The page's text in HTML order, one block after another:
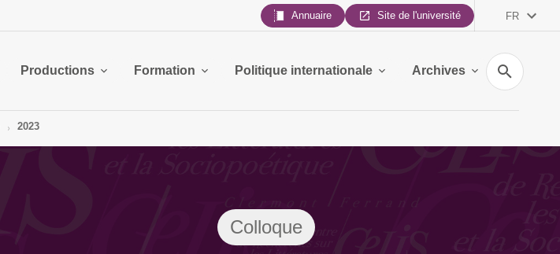
Annuaire Site de l'université FR
Productions Formation Politique internationale Archives
Recherche
2023
Colloque